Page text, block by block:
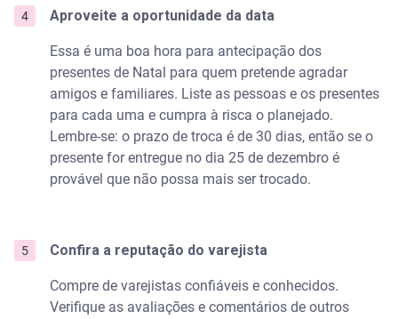
Aproveite a oportunidade da data
Essa é uma boa hora para antecipação dos
presentes de Natal para quem pretende agradar
amigos e familiares. Liste as pessoas e os presentes
para cada uma e cumpra à risca o planejado.
Lembre-se: o prazo de troca é de 30 dias, então se o
presente for entregue no dia 25 de dezembro é
provável que não possa mais ser trocado.
Confira a reputação do varejista
Compre de varejistas confiáveis e conhecidos.
Verifique as avaliações e comentários de outros